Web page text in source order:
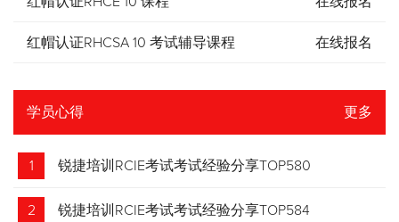
红帽认证RHCSA 10 考试辅导课程 在线报名
学员心得 更多
1 锐捷培训RCIE考试考试经验分享TOP580
2 锐捷培训RCIE考试考试经验分享TOP584